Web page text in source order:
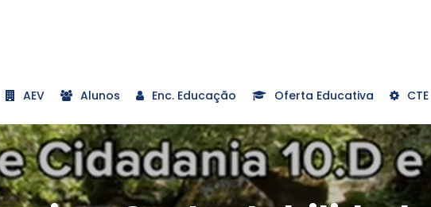
AEV Alunos Enc. Educação Oferta Educativa CTE